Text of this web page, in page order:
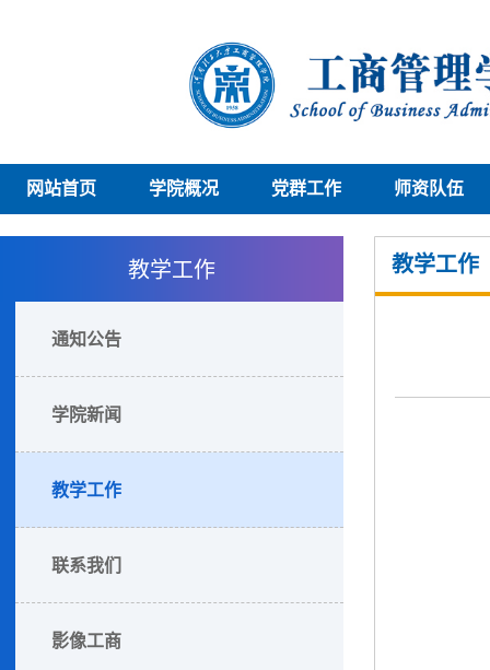
网站首页 学院概况 党群工作 师资队伍
教学工作
通知公告
学院新闻
教学工作
联系我们
影像工商
教学工作